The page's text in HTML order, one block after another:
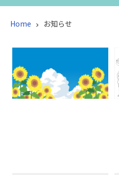
Home  お知らせ